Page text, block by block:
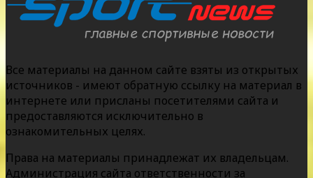
Все материалы на данном сайте взяты из открытых
источников - имеют обратную ссылку на материал в
интернете или присланы посетителями сайта и
предоставляются исключительно в
ознакомительных целях.
Права на материалы принадлежат их владельцам.
Администрация сайта ответственности за